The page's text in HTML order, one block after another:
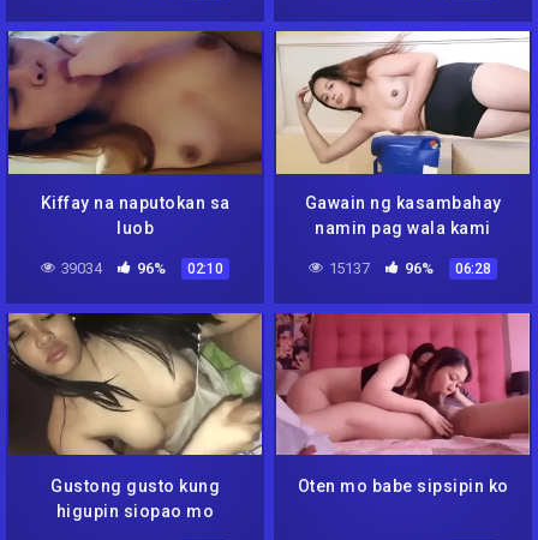
Kiffay na naputokan sa
luob
39034 96% 02:10
Gawain ng kasambahay
namin pag wala kami
15137 96% 06:28
Gustong gusto kung
higupin siopao mo
Oten mo babe sipsipin ko